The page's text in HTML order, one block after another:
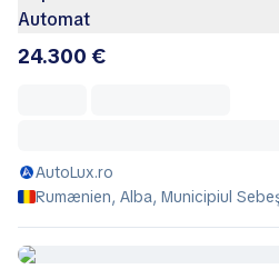
Automat
24.300 €
AutoLux.ro
Rumænien, Alba, Municipiul